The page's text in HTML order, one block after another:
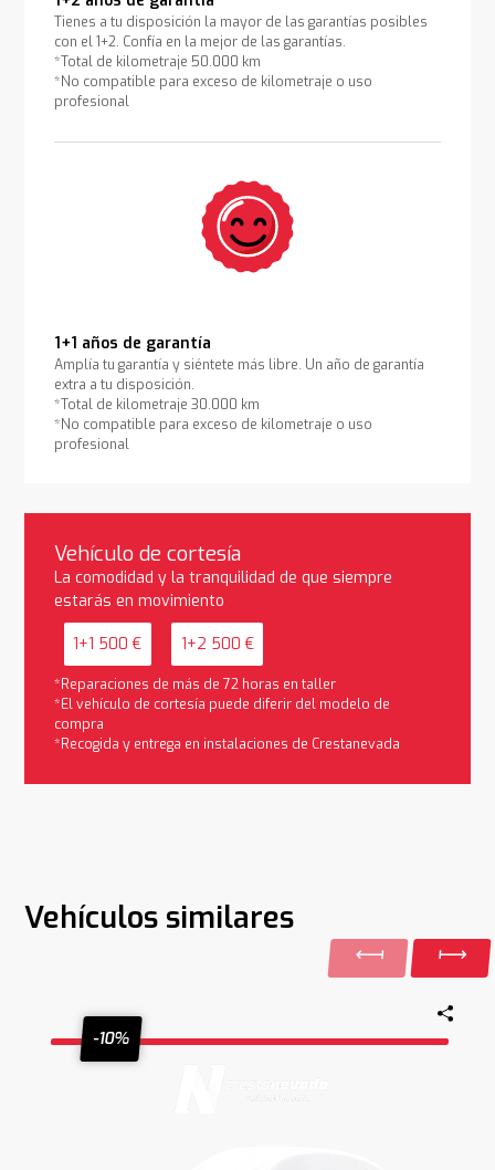
Tienes a tu disposición la mayor de las garantías posibles
con el 1+2. Confía en la mejor de las garantías.
*Total de kilometraje 50.000 km
*No compatible para exceso de kilometraje o uso
profesional
1+1 años de garantía
Amplía tu garantía y siéntete más libre. Un año de garantía
extra a tu disposición.
*Total de kilometraje 30.000 km
*No compatible para exceso de kilometraje o uso
profesional
Vehículo de cortesía
La comodidad y la tranquilidad de que siempre
estarás en movimiento
1+1 500 € 1+2 500 €
*Reparaciones de más de 72 horas en taller
*El vehículo de cortesía puede diferir del modelo de
compra
*Recogida y entrega en instalaciones de Crestanevada
Vehículos similares
-10%